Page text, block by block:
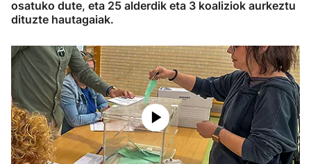
osatuko dute, eta 25 alderdik eta 3 koaliziok aurkeztu
dituzte hautagaiak.